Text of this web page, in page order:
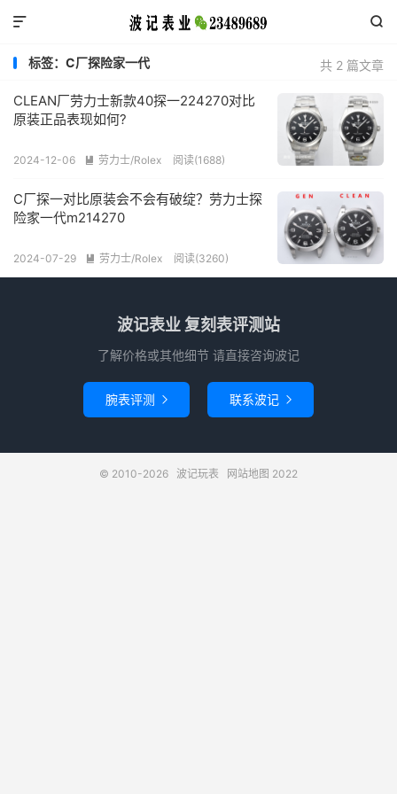


共 2 篇文章
标签：C厂探险家一代
CLEAN厂劳力士新款40探一224270对比
原装正品表现如何?
2024-12-06  劳力士/Rolex 阅读(1688)
C厂探一对比原装会不会有破绽？劳力士探
险家一代m214270
2024-07-29  劳力士/Rolex 阅读(3260)
波记表业 复刻表评测站
了解价格或其他细节 请直接咨询波记
腕表评测  联系波记 
© 2010-2026 波记玩表 网站地图 2022